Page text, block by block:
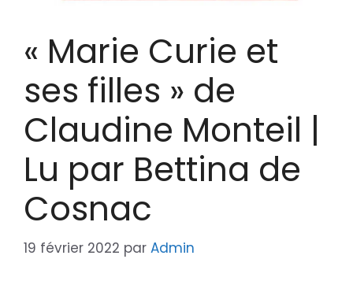
« Marie Curie et
ses filles » de
Claudine Monteil |
Lu par Bettina de
Cosnac
19 février 2022 par Admin